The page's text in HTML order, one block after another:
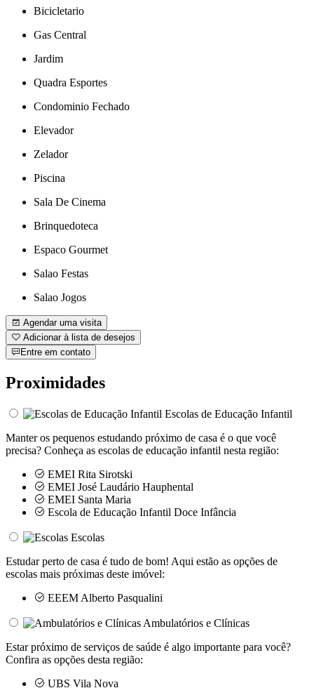
Bicicletario
Gas Central
Jardim
Quadra Esportes
Condominio Fechado
Elevador
Zelador
Piscina
Sala De Cinema
Brinquedoteca
Espaco Gourmet
Salao Festas
Salao Jogos
Agendar uma visita
Adicionar à lista de desejos
Entre em contato
Proximidades
Escolas de Educação Infantil
Manter os pequenos estudando próximo de casa é o que você
precisa? Conheça as escolas de educação infantil nesta região:
EMEI Rita Sirotski
EMEI José Laudário Hauphental
EMEI Santa Maria
Escola de Educação Infantil Doce Infância
Escolas
Estudar perto de casa é tudo de bom! Aqui estão as opções de
escolas mais próximas deste imóvel:
EEEM Alberto Pasqualini
Ambulatórios e Clínicas
Estar próximo de serviços de saúde é algo importante para você?
Confira as opções desta região:
UBS Vila Nova